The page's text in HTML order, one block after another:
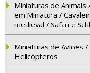
Miniaturas de Animais
em Miniatura /
medieval / Safari e
Miniaturas de Aviões /
Helicópteros